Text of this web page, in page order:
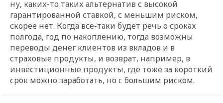
ну, каких-то таких альтернатив с высокой
гарантированной ставкой, с меньшим риском,
скорее нет. Когда все-таки будет речь о сроках
полгода, год по накоплению, тогда возможны
переводы денег клиентов из вкладов и в
страховые продукты, и возврат, например, в
инвестиционные продукты, где тоже за короткий
срок можно заработать, но с большим риском.